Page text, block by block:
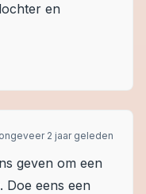
en
ongeveer 2 jaar geleden
geven om een
Doe eens een